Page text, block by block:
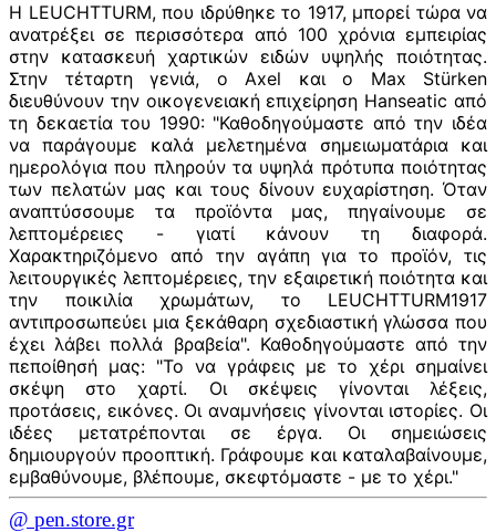
Η LEUCHTTURM, που ιδρύθηκε το 1917, μπορεί τώρα να
ανατρέξει σε περισσότερα από 100 χρόνια εμπειρίας
στην κατασκευή χαρτικών ειδών υψηλής ποιότητας.
Στην τέταρτη γενιά, ο Axel και ο Max Stürken
διευθύνουν την οικογενειακή επιχείρηση Hanseatic από
τη δεκαετία του 1990: "Καθοδηγούμαστε από την ιδέα
να παράγουμε καλά μελετημένα σημειωματάρια και
ημερολόγια που πληρούν τα υψηλά πρότυπα ποιότητας
των πελατών μας και τους δίνουν ευχαρίστηση. Όταν
αναπτύσσουμε τα προϊόντα μας, πηγαίνουμε σε
λεπτομέρειες - γιατί κάνουν τη διαφορά.
Χαρακτηριζόμενο από την αγάπη για το προϊόν, τις
λειτουργικές λεπτομέρειες, την εξαιρετική ποιότητα και
την ποικιλία χρωμάτων, το LEUCHTTURM1917
αντιπροσωπεύει μια ξεκάθαρη σχεδιαστική γλώσσα που
έχει λάβει πολλά βραβεία". Καθοδηγούμαστε από την
πεποίθησή μας: "Το να γράφεις με το χέρι σημαίνει
σκέψη στο χαρτί. Οι σκέψεις γίνονται λέξεις,
προτάσεις, εικόνες. Οι αναμνήσεις γίνονται ιστορίες. Οι
ιδέες μετατρέπονται σε έργα. Οι σημειώσεις
δημιουργούν προοπτική. Γράφουμε και καταλαβαίνουμε,
εμβαθύνουμε, βλέπουμε, σκεφτόμαστε - με το χέρι."
@ pen.store.gr